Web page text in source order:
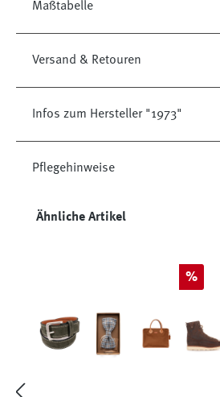
Maßtabelle
Versand & Retouren
Infos zum Hersteller "1973"
Pflegehinweise
Produktgalerie überspringen
Ähnliche Artikel
Rabatt
%